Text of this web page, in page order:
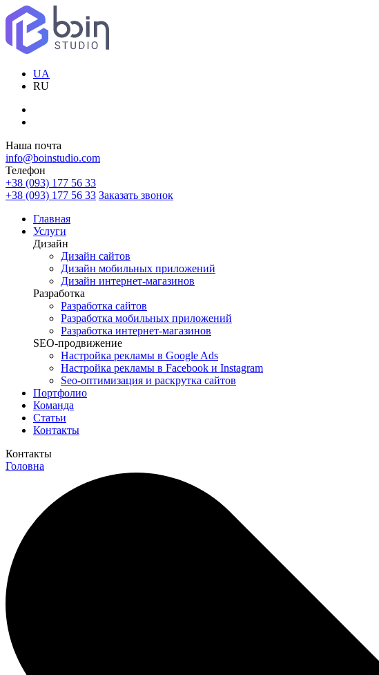
UA
RU
Наша почта
info@boinstudio.com
Телефон
+38 (093) 177 56 33
+38 (093) 177 56 33 Заказать звонок
Главная
Услуги
Дизайн
Дизайн сайтов
Дизайн мобильных приложений
Дизайн интернет-магазинов
Разработка
Разработка сайтов
Разработка мобильных приложений
Разработка интернет-магазинов
SEO-продвижение
Настройка рекламы в Google Ads
Настройка рекламы в Facebook и Instagram
Seo-оптимизация и раскрутка сайтов
Портфолио
Команда
Статьи
Контакты
Контакты
Головна